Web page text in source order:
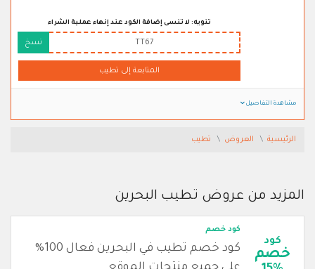
تنويه: لا تنسى إضافة الكود عند إنهاء عملية الشراء
TT67 نسخ
المتابعة إلى تطيب
مشاهدة التفاصيل
الرئيسية العروض تطيب
المزيد من عروض تطيب البحرين
كود
خصم
كود خصم
كود خصم تطيب في البحرين فعال 100%